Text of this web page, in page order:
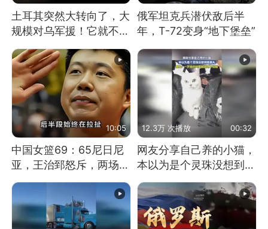
土耳其突然大转向了，大
规模对乌军援！它就不怕
俄军坦克兵潜伏敌后半
年，T-72变身“地下堡垒”
10:05
中国女篮69：65尼日尼
亚，王治郅怒斥，两场下
来一点进步没有？
12.3万 次播放 00:32
网友分享自己养的小猫，
本以为是个灵珠没想到是
魔丸